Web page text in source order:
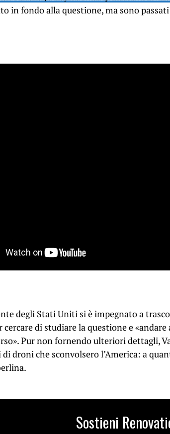
in fondo alla questione, ma sono
degli Stati Uniti si è impegnato a
cercare di studiare la questione e
Pur non fornendo ulteriori dettagli,
droni che sconvolsero l’America: a
Sostieni